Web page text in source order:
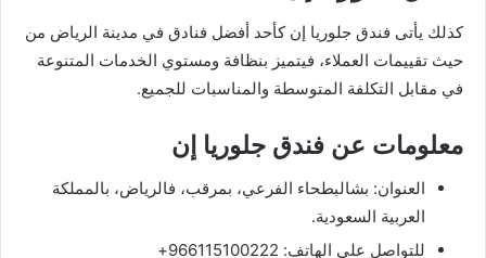
كذلك يأتى فندق جلوريا إن كأحد أفضل فنادق في مدينة الرياض من
حيث تقييمات العملاء، فيتميز بنظافة ومستوي الخدمات المتنوعة
في مقابل التكلفة المتوسطة والمناسبات للجميع.
معلومات عن فندق جلوريا إن
العنوان: بشالبطحاء الفرعي، بمرقب، فالرياض، بالمملكة
العربية السعودية.
للتواصل على الهاتف: 966115100222+